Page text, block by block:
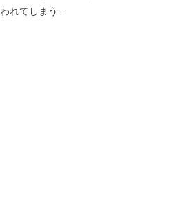
われてしまう…